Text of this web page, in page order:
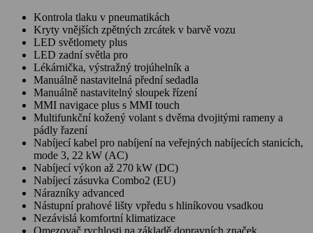
Kontrola tlaku v pneumatikách
Kryty vnějších zpětných zrcátek v barvě vozu
LED světlomety plus
LED zadní světla pro
Lékárnička, výstražný trojúhelník a
Manuálně nastavitelná přední sedadla
Manuálně nastavitelný sloupek řízení
MMI navigace plus s MMI touch
Multifunkční kožený volant s dvěma dvojitými rameny a
pádly řazení
Nabíjecí kabel pro nabíjení na veřejných nabíjecích stanicích,
mode 3, 22 kW (AC)
Nabíjecí výkon až 270 kW (DC)
Nabíjecí zásuvka Combo2 (EU)
Nárazníky advanced
Nástupní prahové lišty vpředu s hliníkovou vsadkou
Nezávislá komfortní klimatizace
Omezovač rychlosti na základě dopravních značek